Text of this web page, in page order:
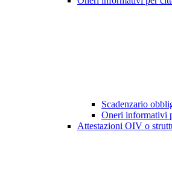
Scadenzario
Oneri informativi
Attestazioni OIV o